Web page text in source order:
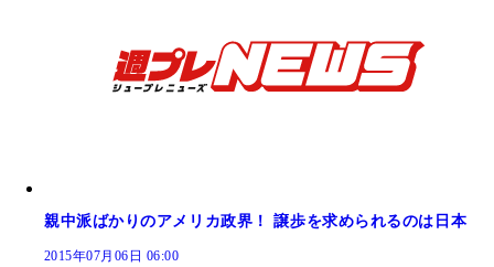
親中派ばかりのアメリカ政界！ 譲歩を求められるのは日本
2015年07月06日 06:00